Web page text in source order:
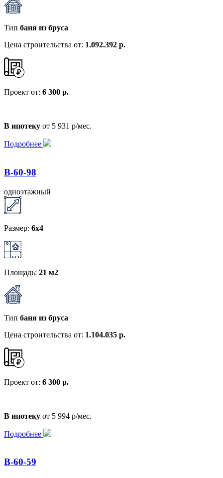
Тип баня из бруса
Цена строительства от: 1.092.392 р.
Проект от: 6 300 р.
В ипотеку от 5 931 р/мес.
Подробнее
B-60-98
одноэтажный
Размер: 6x4
Площадь: 21 м2
Тип баня из бруса
Цена строительства от: 1.104.035 р.
Проект от: 6 300 р.
В ипотеку от 5 994 р/мес.
Подробнее
B-60-59